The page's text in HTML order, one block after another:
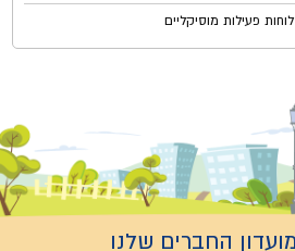
פעילות מוסיקליים
החברים שלנו